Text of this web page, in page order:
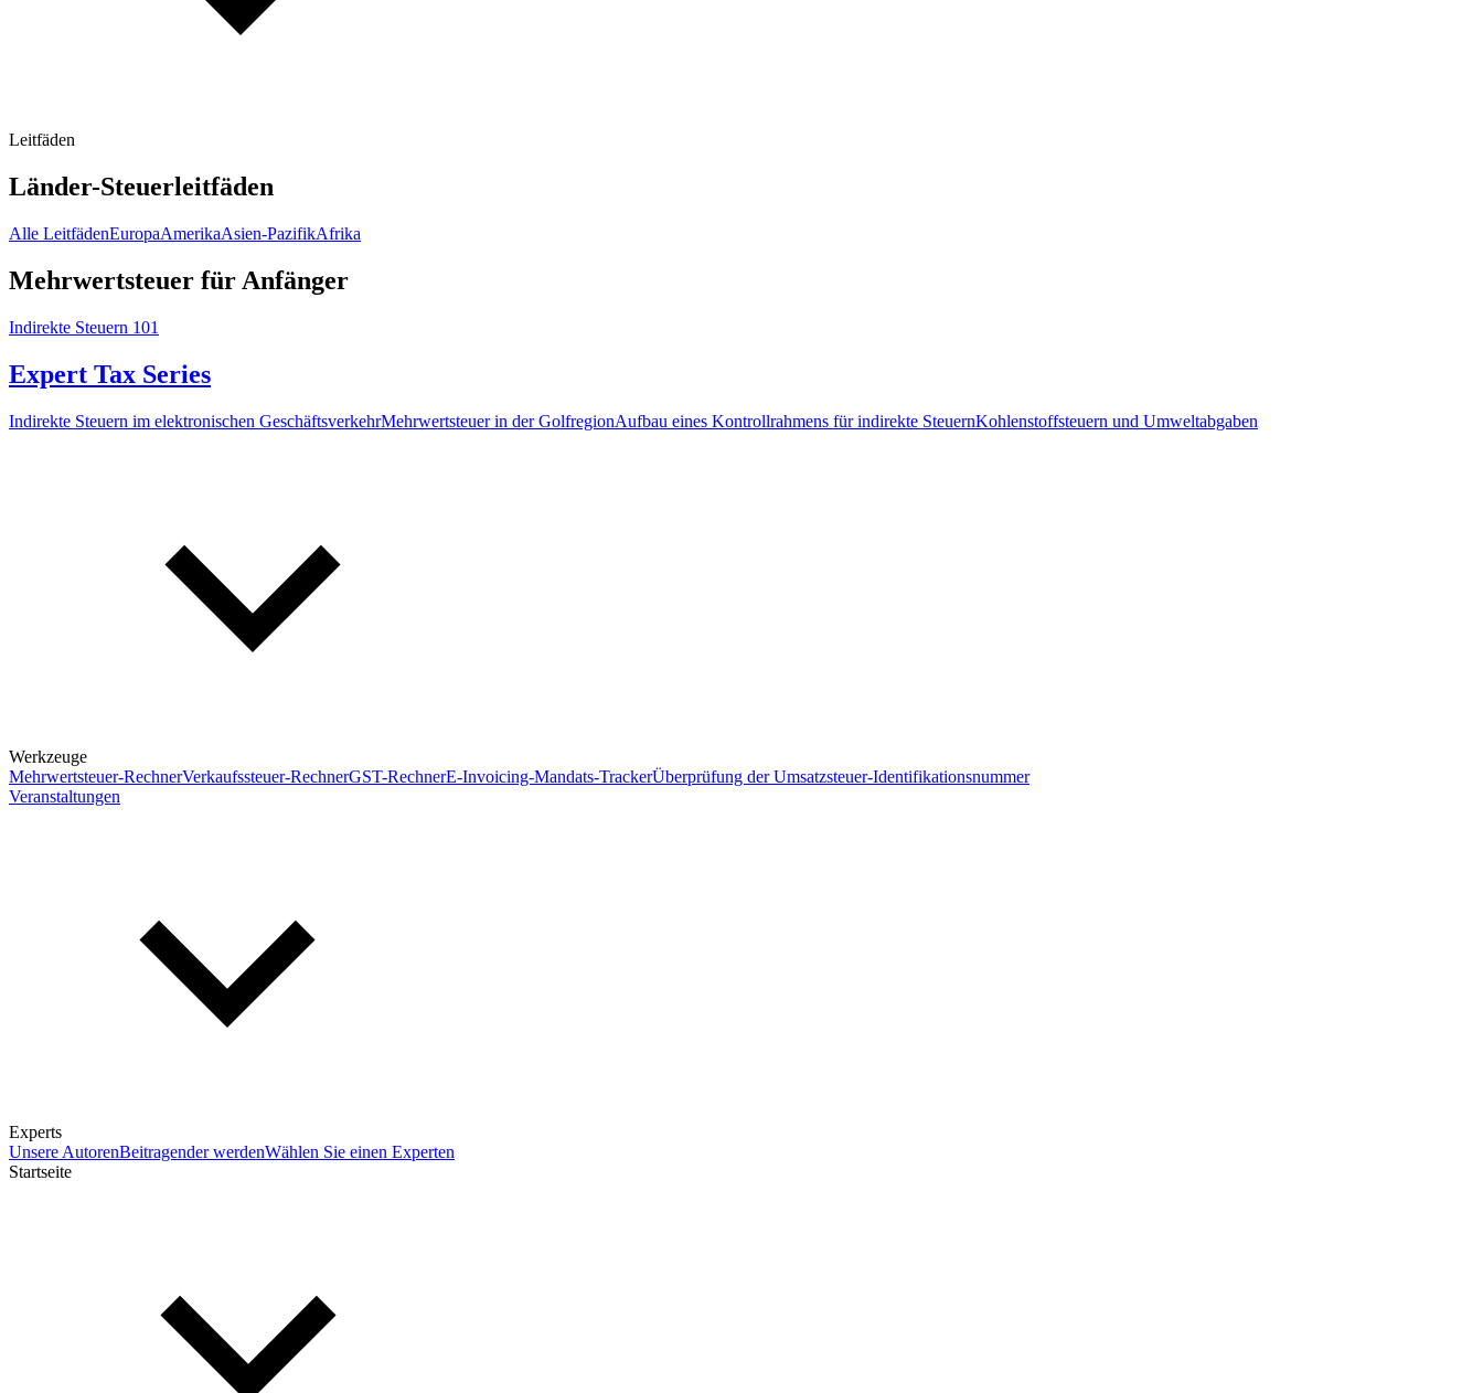
Leitfäden
Länder-Steuerleitfäden
Alle LeitfädenEuropaAmerikaAsien-PazifikAfrika
Mehrwertsteuer für Anfänger
Indirekte Steuern 101
Expert Tax Series
Indirekte Steuern im elektronischen GeschäftsverkehrMehrwertsteuer in der GolfregionAufbau eines Kontrollrahmens für indirekte SteuernKohlenstoffsteuern und Umweltabgaben
Werkzeuge
Mehrwertsteuer-RechnerVerkaufssteuer-RechnerGST-RechnerE-Invoicing-Mandats-TrackerÜberprüfung der Umsatzsteuer-Identifikationsnummer
Veranstaltungen
Experts
Unsere AutorenBeitragender werdenWählen Sie einen Experten
Startseite